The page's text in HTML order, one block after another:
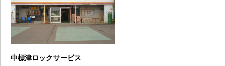
中標津ロックサービス